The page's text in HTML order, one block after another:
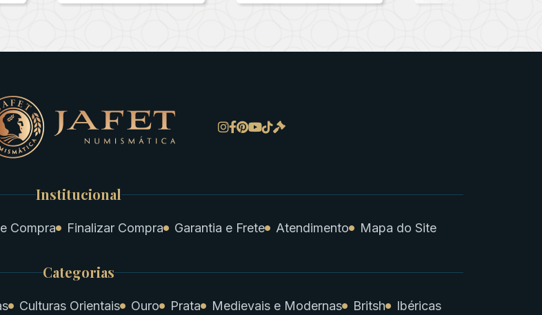
Institucional
Compra Finalizar Compra Garantia e Frete Atendimento Mapa do Site
Categorias
Culturas Orientais Ouro Prata Medievais e Modernas Britsh
Ibéricas